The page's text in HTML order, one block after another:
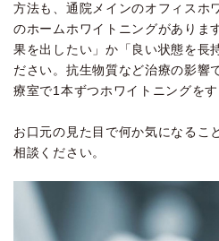
方法も、通院メインのオフィスホ
のホームホワイトニングがありま
果を出したい」か「良い状態を長
ださい。抗生物質など治療の影響
療室で1本ずつホワイトニングをす
お口元の見た目で何か気になるこ
相談ください。